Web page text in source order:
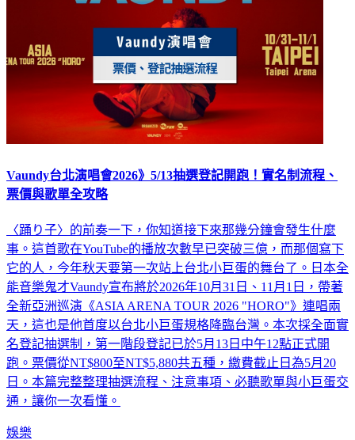
Vaundy台北演唱會2026》5/13抽選登記開跑！實名制流程、
票價與歌單全攻略
〈踊り子〉的前奏一下，你知道接下來那幾分鐘會發生什麼
事。這首歌在YouTube的播放次數早已突破三億，而那個寫下
它的人，今年秋天要第一次站上台北小巨蛋的舞台了。日本全
能音樂鬼才Vaundy宣布將於2026年10月31日、11月1日，帶著
全新亞洲巡演《ASIA ARENA TOUR 2026 "HORO"》連唱兩
天，這也是他首度以台北小巨蛋規格降臨台灣。本次採全面實
名登記抽選制，第一階段登記已於5月13日中午12點正式開
跑。票價從NT$800至NT$5,880共五種，繳費截止日為5月20
日。本篇完整整理抽選流程、注意事項、必聽歌單與小巨蛋交
通，讓你一次看懂。
娛樂